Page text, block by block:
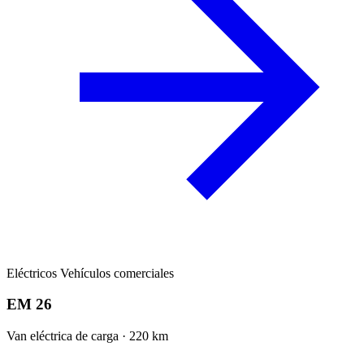
Eléctricos Vehículos comerciales
EM 26
Van eléctrica de carga · 220 km